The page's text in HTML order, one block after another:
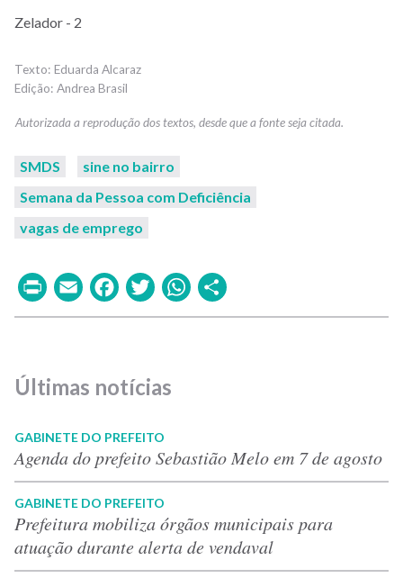
Zelador - 2
Eduarda Alcaraz
Andrea Brasil
SMDS
sine no bairro
Semana da Pessoa com Deficiência
vagas de emprego
PrintEmailFacebook
TwitterWhatsApp
Últimas notícias
GABINETE DO PREFEITO
Agenda do prefeito Sebastião Melo em 7 de agosto
GABINETE DO PREFEITO
Prefeitura mobiliza órgãos municipais para
atuação durante alerta de vendaval